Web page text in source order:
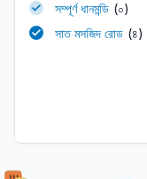
সম্পূর্ণ ধানমন্ডি (০)
সাত মসজিদ রোড (৪)